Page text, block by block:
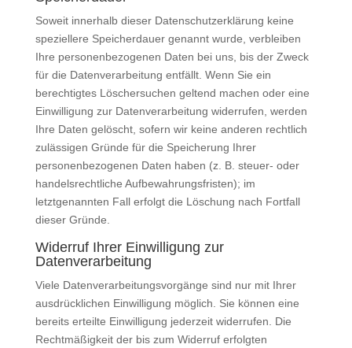
Soweit innerhalb dieser Datenschutzerklärung keine
speziellere Speicherdauer genannt wurde, verbleiben
Ihre personenbezogenen Daten bei uns, bis der Zweck
für die Datenverarbeitung entfällt. Wenn Sie ein
berechtigtes Löschersuchen geltend machen oder eine
Einwilligung zur Datenverarbeitung widerrufen, werden
Ihre Daten gelöscht, sofern wir keine anderen rechtlich
zulässigen Gründe für die Speicherung Ihrer
personenbezogenen Daten haben (z. B. steuer- oder
handelsrechtliche Aufbewahrungsfristen); im
letztgenannten Fall erfolgt die Löschung nach Fortfall
dieser Gründe.
Widerruf Ihrer Einwilligung zur
Datenverarbeitung
Viele Datenverarbeitungsvorgänge sind nur mit Ihrer
ausdrücklichen Einwilligung möglich. Sie können eine
bereits erteilte Einwilligung jederzeit widerrufen. Die
Rechtmäßigkeit der bis zum Widerruf erfolgten